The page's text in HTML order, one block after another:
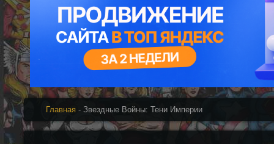
Главная - Звездные Войны: Тени Империи